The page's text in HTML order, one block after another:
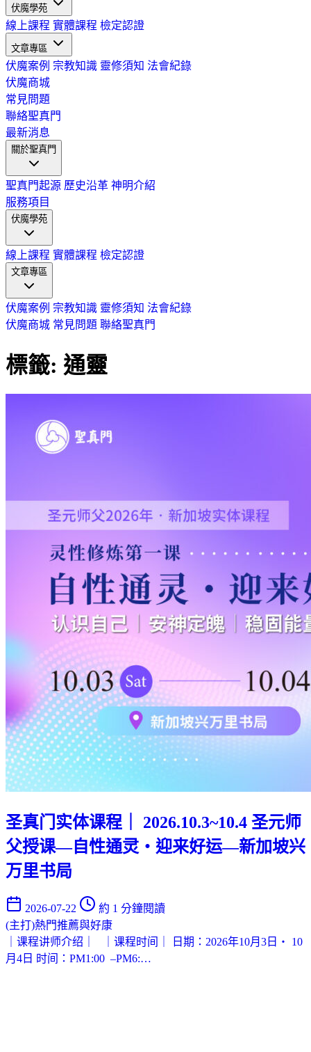
伏魔學苑
線上課程 實體課程 檢定認證
文章專區
伏魔案例 宗教知識 靈修須知 法會紀錄
伏魔商城
常見問題
聯絡聖真門
最新消息
關於聖真門
聖真門起源 歷史沿革 神明介紹
服務項目
伏魔學苑
線上課程 實體課程 檢定認證
文章專區
伏魔案例 宗教知識 靈修須知 法會紀錄
伏魔商城 常見問題 聯絡聖真門
標籤: 通靈
圣真门实体课程｜ 2026.10.3~10.4 圣元师
父授课—自性通灵・迎来好运—新加坡兴
万里书局
2026-07-22
約 1 分鐘閱讀
(主打)熱門推薦與好康
｜课程讲师介绍｜ ｜课程时间｜ 日期：2026年10月3日‧ 10
月4日 时间：PM1:00 –PM6:…